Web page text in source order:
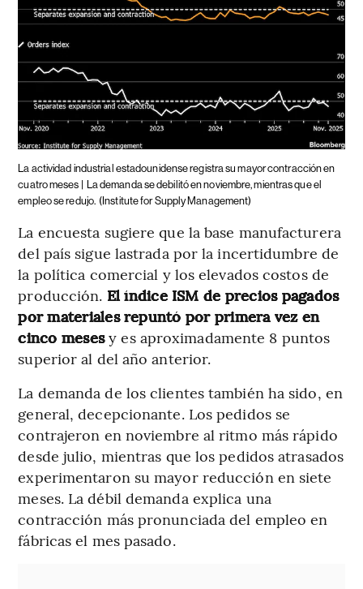
La actividad industrial estadounidense registra su mayor contracción en
cuatro meses |
La demanda se debilitó en noviembre, mientras que el
empleo se redujo. (Institute for Supply Management)
La encuesta sugiere que la base manufacturera
del país sigue lastrada por la incertidumbre de
la política comercial y los elevados costos de
producción. El índice ISM de precios pagados
por materiales repuntó por primera vez en
cinco mesesy es aproximadamente 8 puntos
superior al del año anterior.
La demanda de los clientes también ha sido, en
general, decepcionante. Los pedidos se
contrajeron en noviembre al ritmo más rápido
desde julio, mientras que los pedidos atrasados
​​experimentaron su mayor reducción en siete
meses. La débil demanda explica una
contracción más pronunciada del empleo en
fábricas el mes pasado.